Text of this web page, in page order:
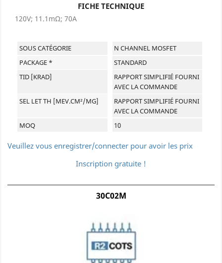
FICHE TECHNIQUE
120V; 11.1mΩ; 70A
SOUS CATÉGORIE
N CHANNEL MOSFET
PACKAGE *
STANDARD
TID [KRAD]
RAPPORT SIMPLIFIÉ FOURNI
AVEC LA COMMANDE
SEL LET TH [MEV.CM²/MG]
RAPPORT SIMPLIFIÉ FOURNI
AVEC LA COMMANDE
MOQ
10
Veuillez vous enregistrer/connecter pour avoir les prix
Inscription gratuite !
30C02M